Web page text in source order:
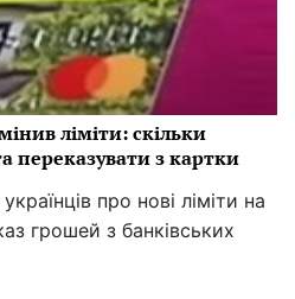
ліміти: скільки
переказувати з картки
про нові ліміти на
грошей з банківських